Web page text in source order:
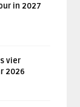
in 2027
vier
2026